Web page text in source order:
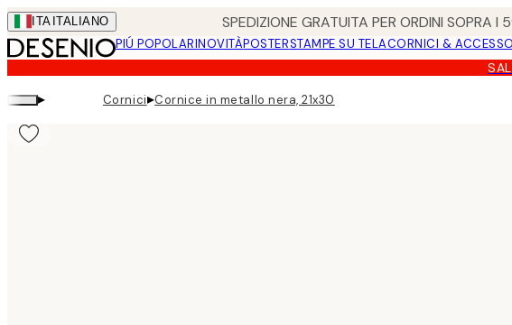
Skip
to
main
content.
ITA ITALIANO SPEDIZIONE GRATUITA PER ORDINI SOPRA
PIÚ POPOLARINOVITÀPOSTERSTAMPE SU TELACORNICI &
▸ Cornici▸Cornice in metallo nera, 21x30